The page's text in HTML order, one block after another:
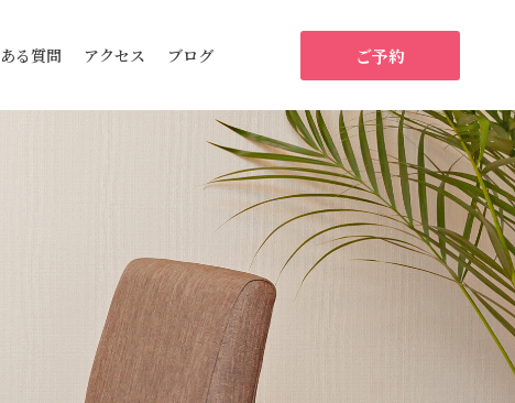
る質問 アクセス ブログ ご予約